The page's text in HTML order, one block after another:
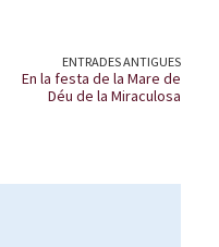
ENTRADES ANTIGUES
En la festa de la Mare de
Déu de la Miraculosa